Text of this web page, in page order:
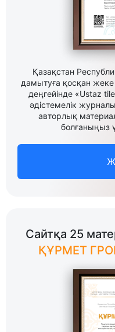
Қазақстан
дамытуға қосқан жеке
деңгейінде «Ustaz
әдістемелік
авторлық
болғаныңыз
Сайтқа 25
ҚҰРМЕТ